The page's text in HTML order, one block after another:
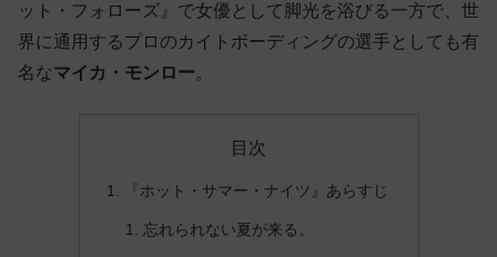
ット・フォローズ』で女優として脚光を浴びる一方で、世
界に通用するプロのカイトボーディングの選手としても有
名なマイカ・モンロー。
目次
『ホット・サマー・ナイツ』あらすじ
忘れられない夏が来る。